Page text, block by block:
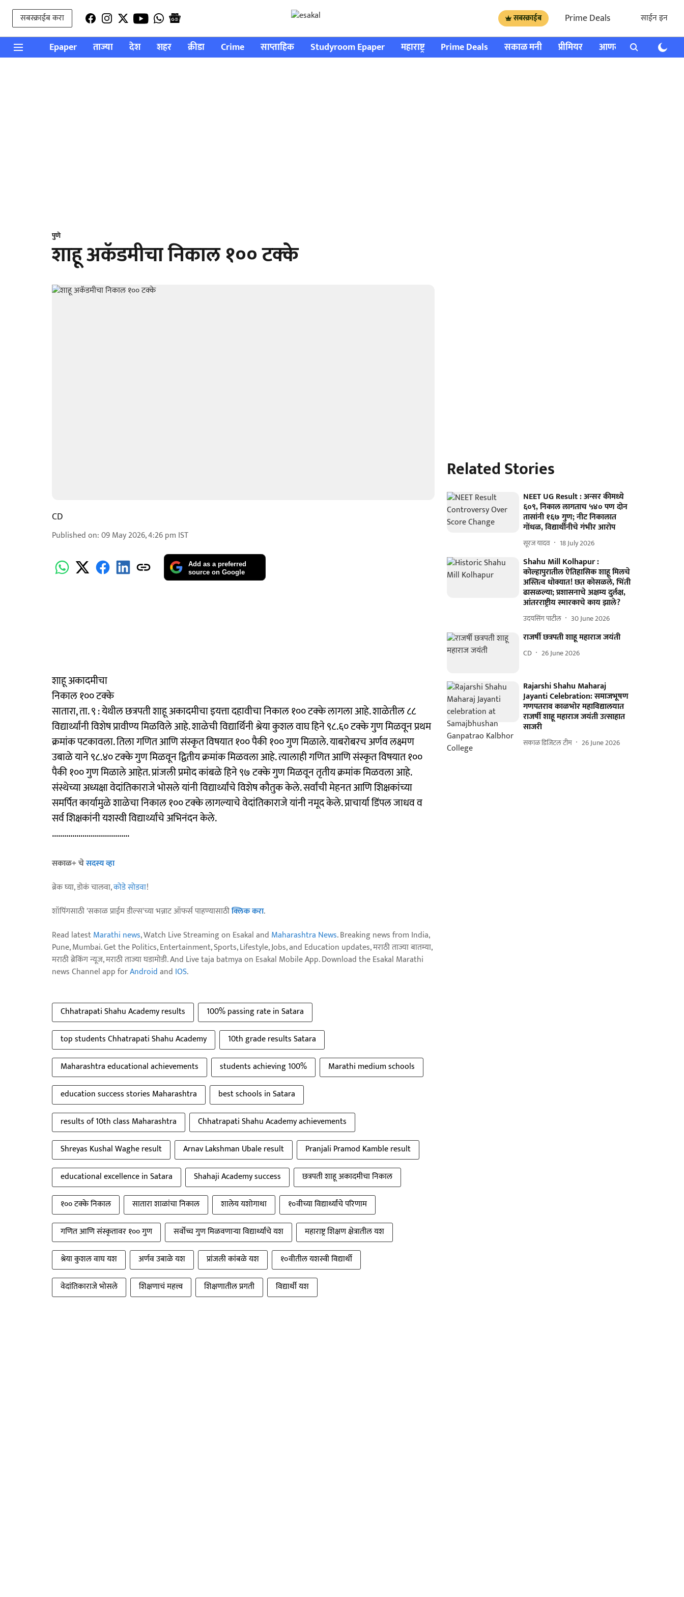
सबस्क्राईब करा सबस्क्राईब Prime Deals साईन इन
Epaper ताज्या देश शहर क्रीडा Crime साप्ताहिक Studyroom Epaper महाराष्ट्र Prime Deals सकाळ मनी प्रीमियर आणखी राशी भविष्य
पुणे
शाहू अकॅडमीचा निकाल १०० टक्के
CD
Published on:09 May 2026, 4:26 pm IST
Add as a preferred
source on Google
शाहू अकादमीचा
निकाल १०० टक्‍के
सातारा, ता. ९ : येथील छत्रपती शाहू अकादमीचा इयत्ता दहावीचा निकाल १०० टक्के लागला आहे. शाळेतील ८८
विद्यार्थ्यांनी विशेष प्रावीण्य मिळविले आहे. शाळेची विद्यार्थिनी श्रेया कुशल वाघ हिने ९८.६० टक्के गुण मिळवून प्रथम
क्रमांक पटकावला. तिला गणित आणि संस्कृत विषयात १०० पैकी १०० गुण मिळाले. याबरोबरच अर्णव लक्ष्मण
उबाळे याने ९८.४० टक्के गुण मिळवून द्वितीय क्रमांक मिळवला आहे. त्यालाही गणित आणि संस्कृत विषयात १००
पैकी १०० गुण मिळाले आहेत. प्रांजली प्रमोद कांबळे हिने ९७ टक्के गुण मिळवून तृतीय क्रमांक मिळवला आहे.
संस्थेच्या अध्यक्षा वेदांतिकाराजे भोसले यांनी विद्यार्थ्यांचे विशेष कौतुक केले. सर्वांची मेहनत आणि शिक्षकांच्या
समर्पित कार्यामुळे शाळेचा निकाल १०० टक्के लागल्याचे वेदांतिकाराजे यांनी नमूद केले. प्राचार्या डिंपल जाधव व
सर्व शिक्षकांनी यशस्वी विद्यार्थ्यांचे अभिनंदन केले.
......................................
सकाळ+ चेसदस्य व्हा
ब्रेक घ्या, डोकं चालवा,कोडे सोडवा!
शॉपिंगसाठी 'सकाळ प्राईम डील्स'च्या भन्नाट ऑफर्स पाहण्यासाठीक्लिक करा.
Read latestMarathi news, Watch Live Streaming on Esakal and Maharashtra News. Breaking news from India,
Pune, Mumbai. Get the Politics, Entertainment, Sports, Lifestyle, Jobs, and Education updates, मराठी ताज्या बातम्या,
मराठी ब्रेकिंग न्यूज, मराठी ताज्या घडामोडी. And Live taja batmya on Esakal Mobile App. Download the Esakal Marathi
news Channel app forAndroidand IOS.
Chhatrapati Shahu Academy results
100% passing rate in Satara
top students Chhatrapati Shahu Academy
10th grade results Satara
Maharashtra educational achievements
students achieving 100%
Marathi medium schools
education success stories Maharashtra
best schools in Satara
results of 10th class Maharashtra
Chhatrapati Shahu Academy achievements
Shreyas Kushal Waghe result
Arnav Lakshman Ubale result
Pranjali Pramod Kamble result
educational excellence in Satara
Shahaji Academy success
छत्रपती शाहू अकादमीचा निकाल
१०० टक्के निकाल
सातारा शाळांचा निकाल शालेय यशोगाथा
१०वीच्या विद्यार्थ्यांचे परिणाम
गणित आणि संस्कृतावर १०० गुण
सर्वोच्च गुण मिळवणाऱ्या विद्यार्थ्यांचे यश
महाराष्ट्र शिक्षण क्षेत्रातील यश
श्रेया कुशल वाघ यश
अर्णव उबाळे यश प्रांजली कांबळे यश
१०वीतील यशस्वी विद्यार्थी
वेदांतिकाराजे भोसले
शिक्षणाचं महत्त्व शिक्षणातील प्रगती विद्यार्थी यश
Related Stories
NEET UG Result : अन्सर कीमध्ये
६०९, निकाल लागताच ५४० पण दोन
तासांनी १६७ गुण; नीट निकालात
गोंधळ, विद्यार्थीनीचे गंभीर आरोप
सूरज यादव 18 July 2026
Shahu Mill Kolhapur :
कोल्हापुरातील ऐतिहासिक शाहू मिलचे
अस्तित्व धोक्यात! छत कोसळले, भिंती
ढासळल्या; प्रशासनाचे अक्षम्य दुर्लक्ष,
आंतरराष्ट्रीय स्मारकाचे काय झाले?
उदयसिंग पाटील 30 June 2026
राजर्षी छत्रपती शाहू महाराज जयंती
CD 26 June 2026
Rajarshi Shahu Maharaj
Jayanti Celebration: समाजभूषण
गणपतराव काळभोर महाविद्यालयात
राजर्षी शाहू महाराज जयंती उत्साहात
साजरी
सकाळ डिजिटल टीम 26 June 2026